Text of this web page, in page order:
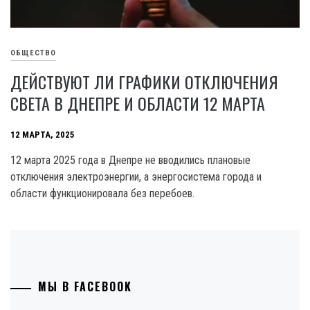
ОБЩЕСТВО
ДЕЙСТВУЮТ ЛИ ГРАФИКИ ОТКЛЮЧЕНИЯ
СВЕТА В ДНЕПРЕ И ОБЛАСТИ 12 МАРТА
12 МАРТА, 2025
12 марта 2025 года в Днепре не вводились плановые
отключения электроэнергии, а энергосистема города и
области функционировала без перебоев.
МЫ В FACEBOOK